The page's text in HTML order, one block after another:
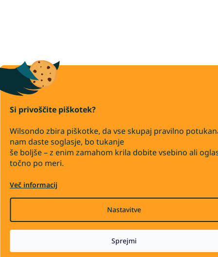
Si privoščite piškotek?
Wilsondo zbira piškotke, da vse skupaj pravilno
nam daste soglasje, bo tukanje
še boljše – z enim zamahom krila dobite vsebino ali
točno po meri.
Več informacij
Nastavitve
Sprejmi